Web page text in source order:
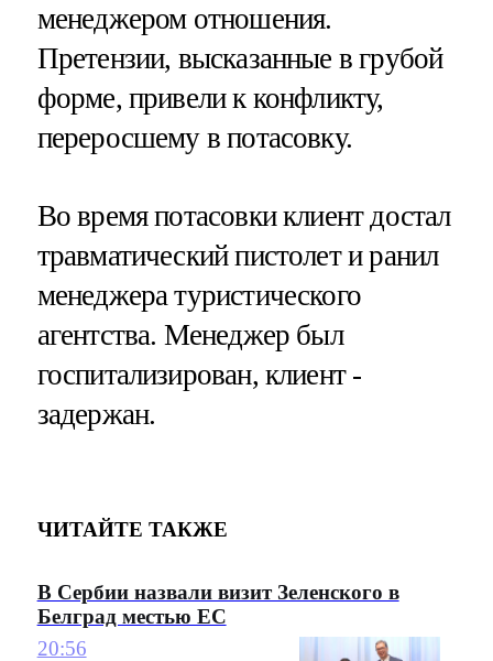
менеджером отношения.
Претензии, высказанные в грубой
форме, привели к конфликту,
переросшему в потасовку.
Во время потасовки клиент достал
травматический пистолет и ранил
менеджера туристического
агентства. Менеджер был
госпитализирован, клиент -
задержан.
ЧИТАЙТЕ ТАКЖЕ
В Сербии назвали визит Зеленского в
Белград местью ЕС
20:56